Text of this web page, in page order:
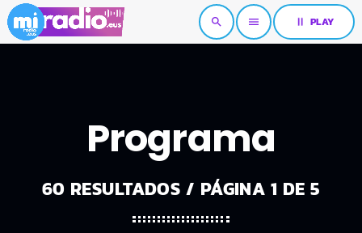
search menu pause PLAY
Programa
60 RESULTADOS / PÁGINA 1 DE 5